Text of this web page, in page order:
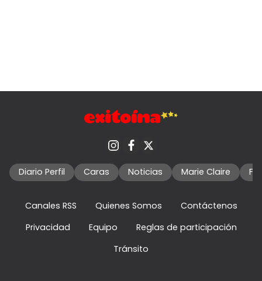
Diario Perfil Caras Noticias Marie Claire
Canales RSS Quienes Somos
Contáctenos
Privacidad
Equipo
Reglas de participación
Tránsito